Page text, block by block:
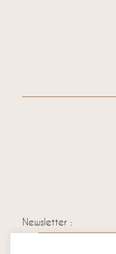
Newsletter :